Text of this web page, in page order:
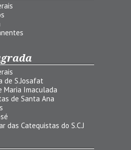
de S.Josafat
Maria Imaculada
de Santa Ana
das Catequistas do S.C.J